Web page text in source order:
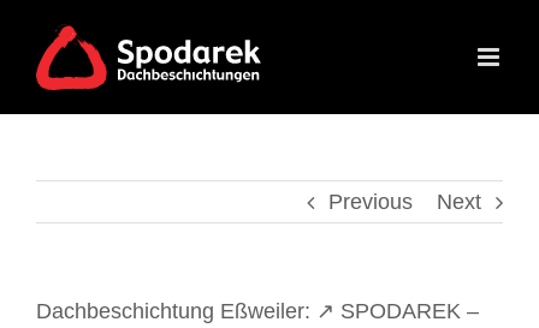
content
Previous Next
Dachbeschichtung Eßweiler: ↗️ SPODAREK –